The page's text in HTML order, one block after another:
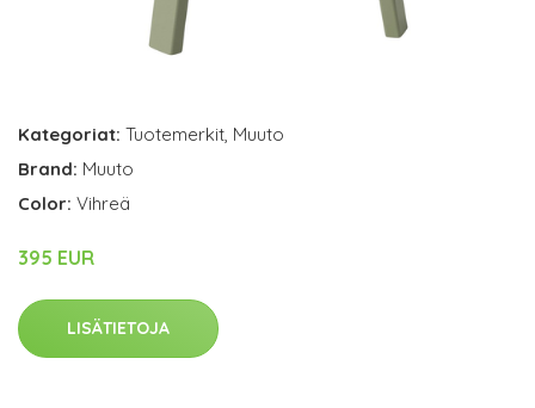
Kategoriat: Tuotemerkit, Muuto
Brand: Muuto
Color: Vihreä
395 EUR
LISÄTIETOJA